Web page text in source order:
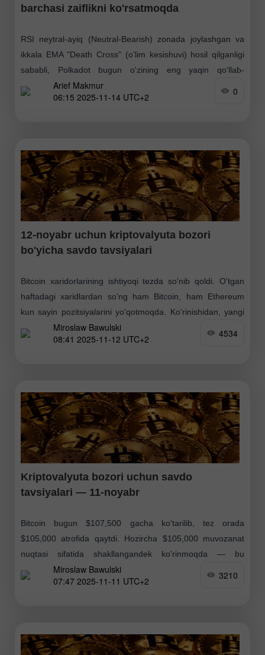
barchasi zaiflikni ko'rsatmoqda
RSI neytral-ayiq (Neutral-Bearish) zonada joylashgan va
ikkala EMA "Death Cross" (o'lim kesishuvi) hosil qilganligi
sababli, Polkadot bugun o'zining eng yaqin qo'llab-
quvvatlash darajasiga tomon pasayishi ehtimoli yuqori.
Qarshilik 2 : 3.1364
Arief Makmur
06:15 2025-11-14 UTC+2
0
12-noyabr uchun kriptovalyuta bozori
bo'yicha savdo tavsiyalari
Bitcoin xaridorlarining ishtiyoqi tezda so'nib qoldi. O'tgan
haftadagi xaridlardan so'ng ham Bitcoin, ham Ethereum
kun sayin pozitsiyalarini yo'qotmoqda. Ko'rinishidan, yangi
ijobiy drayverlar yo'q, shuning uchun xaridorlar bozorda
shoshilmayapti
Miroslaw Bawulski
08:41 2025-11-12 UTC+2
4534
Kriptovalyuta bozori uchun savdo
tavsiyalari — 11-noyabr
Bitcoin bugun $107,500 gacha ko'tarilib, tez orada
$105,000 atrofida qaytdi. Hozircha $105,000 muvozanat
nuqtasi sifatida shakllangandek ko'rinmoqda — bu
darajadan yuqorida xaridorlar soni ancha kamaygan. Yana
o'sish uchun konsolidatsiya zarur
Miroslaw Bawulski
07:47 2025-11-11 UTC+2
3210